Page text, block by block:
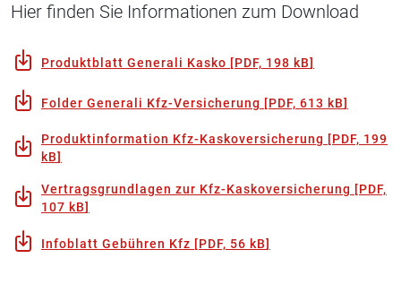
Hier finden Sie Informationen zum Download
Produktblatt Generali Kasko [PDF, 198 kB]
Folder Generali Kfz-Versicherung [PDF, 613 kB]
Produktinformation Kfz-Kaskoversicherung [PDF, 199
kB]
Vertragsgrundlagen zur Kfz-Kaskoversicherung [PDF,
107 kB]
Infoblatt Gebühren Kfz [PDF, 56 kB]